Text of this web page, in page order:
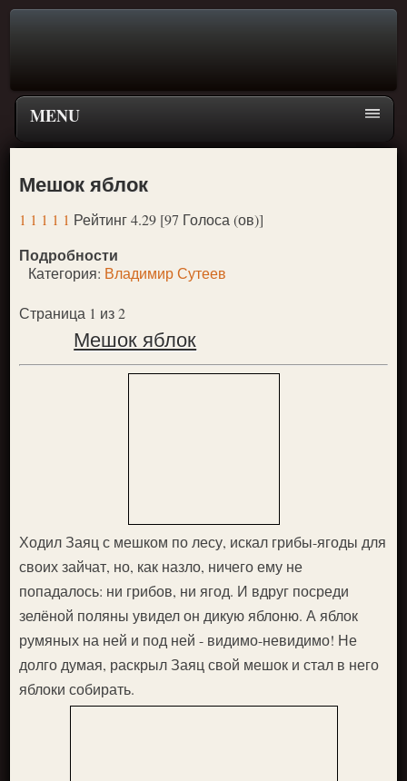
MENU
Главная страница
Поиск
ПЕРЕЙТИ К ГЛАВНОМУ МЕНЮ СКАЗОК
Новое
Мешок яблок
1 1 1 1 1 Рейтинг 4.29 [97 Голоса (ов)]
Подробности
Категория: Владимир Сутеев
Страница 1 из 2
Мешок яблок
Ходил Заяц с мешком по лесу, искал грибы-ягоды для
своих зайчат, но, как назло, ничего ему не
попадалось: ни грибов, ни ягод. И вдруг посреди
зелёной поляны увидел он дикую ябло­ню. А яблок
румяных на ней и под ней - видимо-невиди­мо! Не
долго думая, раскрыл Заяц свой мешок и стал в не­го
яблоки собирать.